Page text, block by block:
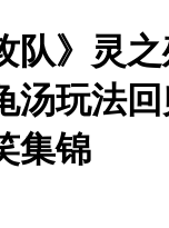
队》灵
汤玩法
集锦